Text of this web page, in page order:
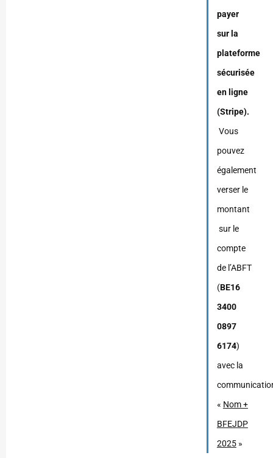
payer
sur la
plateforme
sécurisée
en ligne
(Stripe).
Vous
pouvez
également
verser le
montant
sur le
compte
de l’ABFT
(BE16
3400
0897
6174)
avec la
« Nom +
BFEJDP
2025»